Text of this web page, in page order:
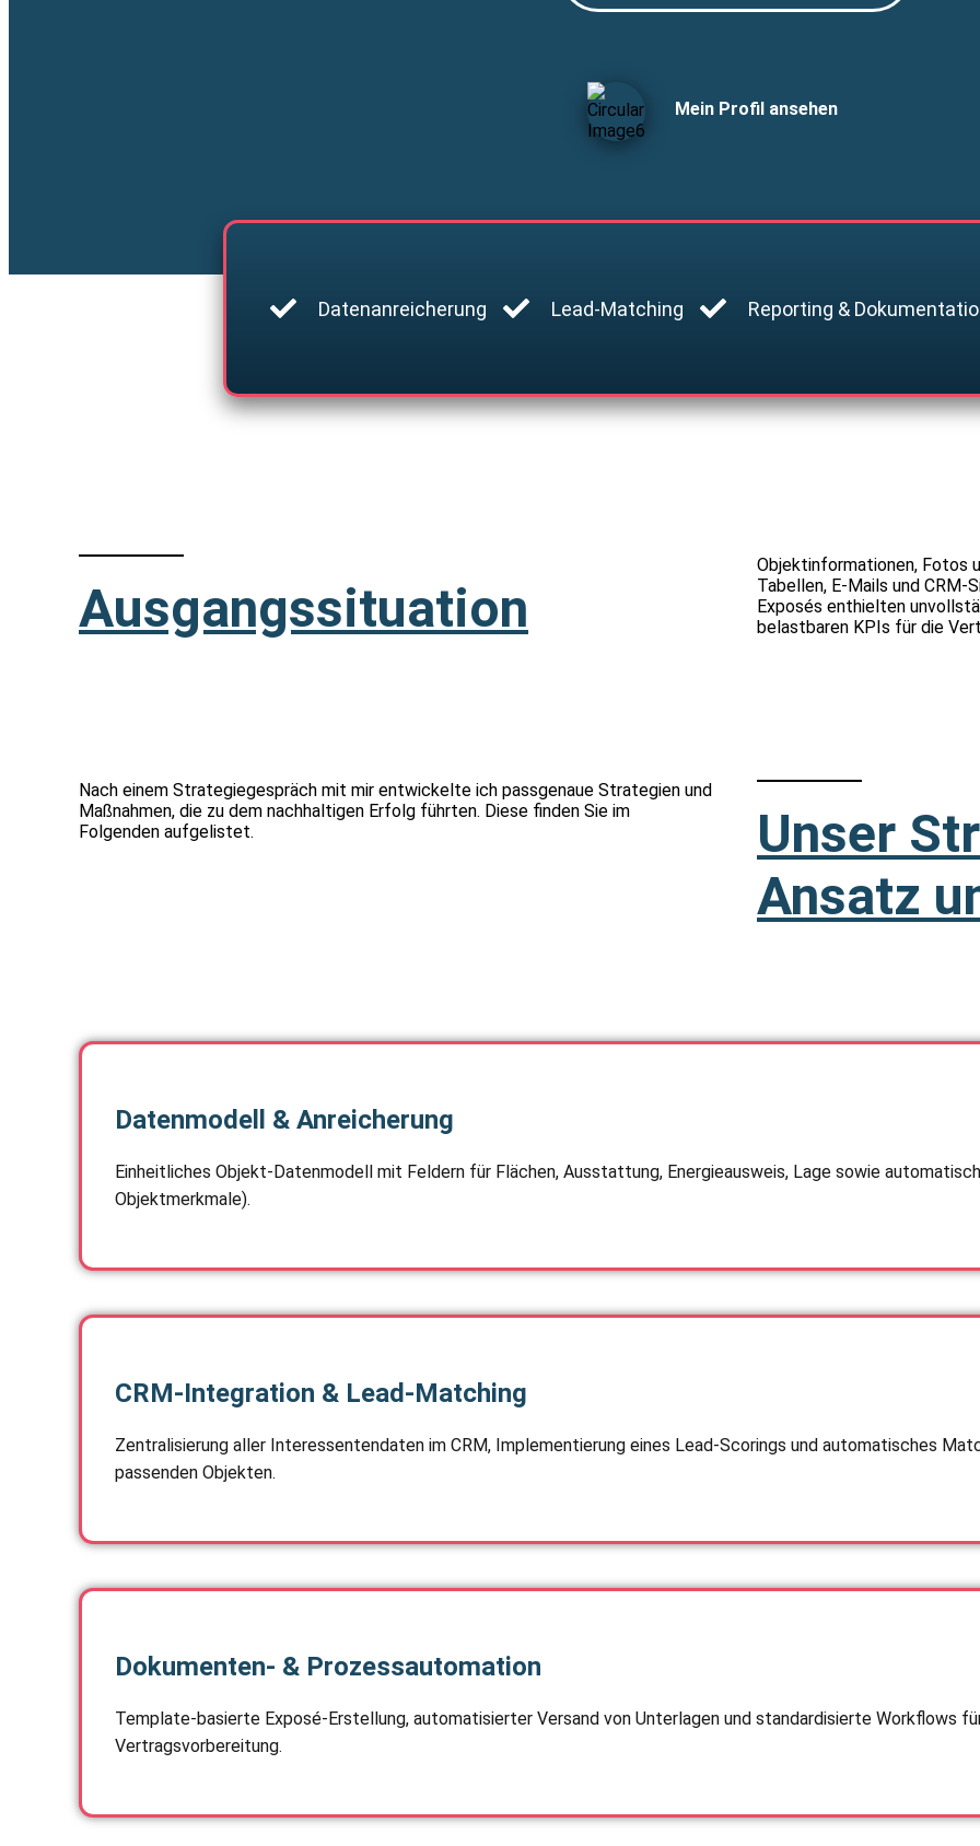
Mein Profil ansehen
Datenanreicherung Lead-Matching Reporting &
Ausgangssituation
Objektinformationen, Fotos
Tabellen, E-Mails und
Exposés enthielten
belastbaren KPIs für die
Nach einem Strategiegespräch mit mir entwickelte ich passgenaue Strategien und
Maßnahmen, die zu dem nachhaltigen Erfolg führten. Diese finden Sie im
Folgenden aufgelistet.
Unser
Ansatz
Datenmodell & Anreicherung
Einheitliches Objekt-Datenmodell mit Feldern für Flächen, Ausstattung, Energieausweis, Lage sowie
Objektmerkmale).
CRM-Integration & Lead-Matching
Zentralisierung aller Interessentendaten im CRM, Implementierung eines Lead-Scorings und automatisches
passenden Objekten.
Dokumenten- & Prozessautomation
Template-basierte Exposé-Erstellung, automatisierter Versand von Unterlagen und standardisierte Workflows
Vertragsvorbereitung.